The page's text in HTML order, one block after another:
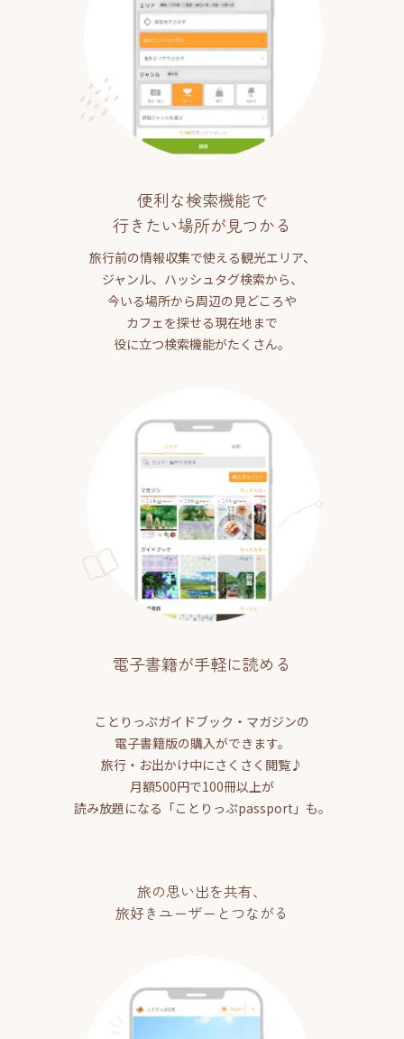
便利な検索機能で
行きたい場所が見つかる
旅行前の情報収集で使える観光エリア、
ジャンル、ハッシュタグ検索から、
今いる場所から周辺の見どころや
カフェを探せる現在地まで
役に立つ検索機能がたくさん。
電子書籍が手軽に読める
ことりっぷガイドブック・マガジンの
電子書籍版の購入ができます。
旅行・お出かけ中にさくさく閲覧♪
月額500円で100冊以上が
読み放題になる「ことりっぷpassport」も。
旅の思い出を共有、
旅好きユーザーとつながる